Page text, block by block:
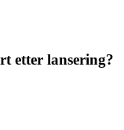
etter lansering?